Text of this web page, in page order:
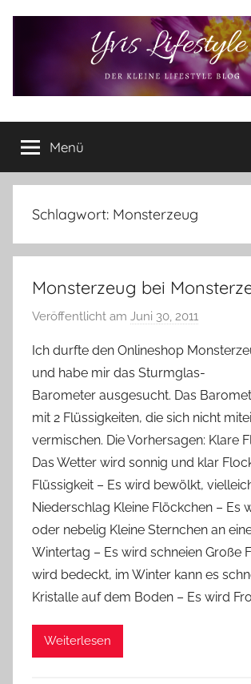
Yvis
Lifestyle
Lifestyle
Blog
–
Lifestyle,
Produkttests
vieles
Menü
Schlagwort: Monsterzeug
Monsterzeug bei
Veröffentlicht am Juni 30, 2011
n
Y
v
o
n
n
e
Ich durfte den Onlineshop
und habe mir das Sturmglas-
Barometer ausgesucht. Das
mit 2 Flüssigkeiten, die sich nicht
vermischen. Die Vorhersagen: Klare
Das Wetter wird sonnig und klar
Flüssigkeit – Es wird bewölkt,
Niederschlag Kleine Flöckchen – Es
oder nebelig Kleine Sternchen an
Wintertag – Es wird schneien Große
wird bedeckt, im Winter kann es
Kristalle auf dem Boden – Es wird
Weiterlesen